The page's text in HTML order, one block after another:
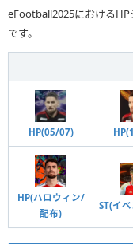
eFootball2025における
です。
HP(05/07)
HP(ハロウィン/
配布)
ST(イ